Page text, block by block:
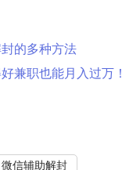
的多种方法
兼职也能月入过万！
微信辅助解封